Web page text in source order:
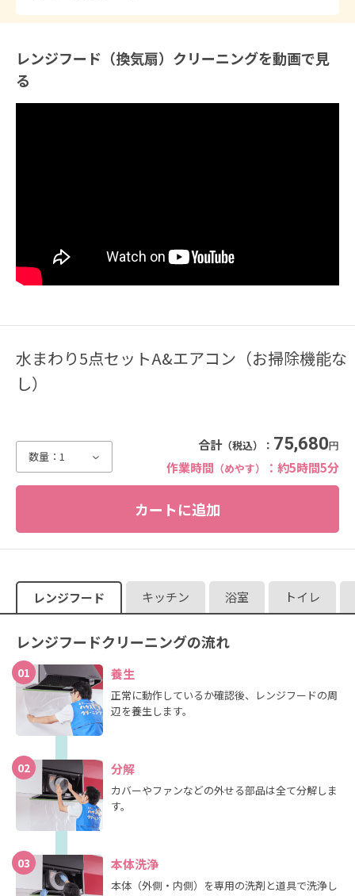
トイレ1畳（1.62平米）追加
作業時間（めやす）：約15分
小便器
詳しく見る
洗面ボウル（2個目）
作業時間（めやす）：約15分
窓・網戸・サッシ（掃出し窓）／1セット
料金：6,600円
作業時間（めやす）：約45分
詳しく見る
窓・網戸・サッシ（腰高窓）／1セット
作業時間（めやす）：約30分
詳しく見る
窓・網戸・サッシ（小窓）／1セット
作業時間（めやす）：約15分
詳しく見る
レンジフード（換気扇）クリーニングを動画で見
る
水まわり5点セットA&エアコン（お掃除機能な
し）
数量： 1
合計（税込）： 75,680円
作業時間 （めやす） ：約5時間5分
レンジフード キッチン 浴室 トイレ
レンジフードクリーニングの流れ
01 養生
正常に動作しているか確認後、レンジフードの周
辺を養生します。
02 分解
カバーやファンなどの外せる部品は全て分解しま
す。
03 本体洗浄
本体（外側・内側）を専用の洗剤と道具で洗浄し